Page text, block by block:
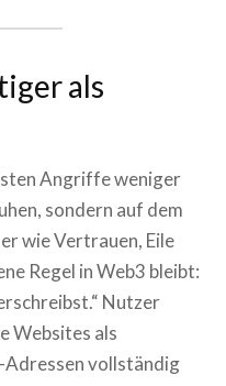
als
Angriffe weniger
sondern auf dem
wie Vertrauen, Eile
Regel in Web3 bleibt:
Nutzer
Websites als
Adressen vollständig